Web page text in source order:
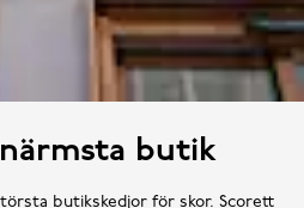
butik
butikskedjor för skor. Scorett